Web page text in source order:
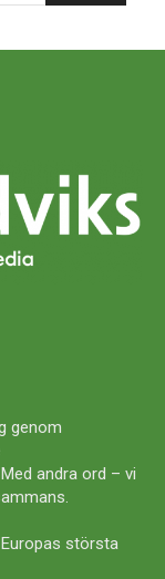
genom
andra ord – vi
största